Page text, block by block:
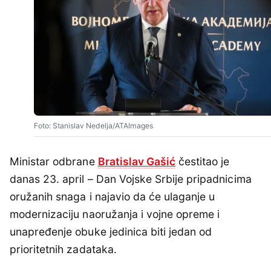
Foto: Stanislav Nedelja/ATAImages
Ministar odbrane Bratislav Gašić čestitao je
danas 23. april – Dan Vojske Srbije pripadnicima
oružanih snaga i najavio da će ulaganje u
modernizaciju naoružanja i vojne opreme i
unapređenje obuke jedinica biti jedan od
prioritetnih zadataka.